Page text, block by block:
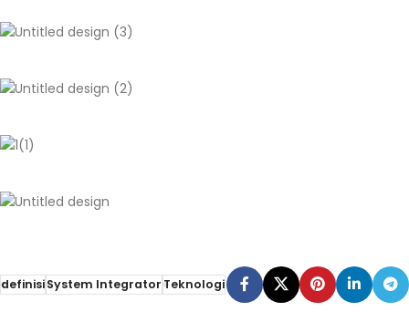
definisiSystem IntegratorTeknologi